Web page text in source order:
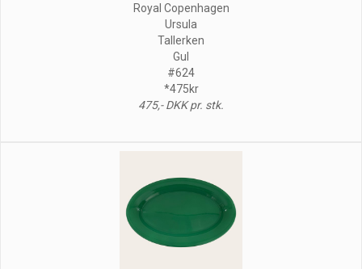
Royal Copenhagen
Ursula
Tallerken
Gul
#624
*475kr
475,- DKK pr. stk.